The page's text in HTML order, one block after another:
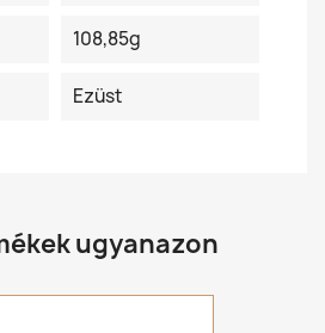
108,85g
Ezüst
ugyanazon